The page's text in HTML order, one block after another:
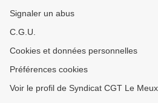
Signaler un abus
C.G.U.
Cookies et données personnelles
Préférences cookies
Voir le profil de Syndicat CGT Le